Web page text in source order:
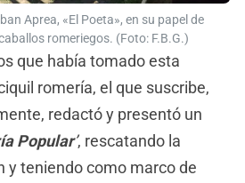
Aprea, «El Poeta», en su papel de
romeriegos. (Foto: F.B.G.)
que había tomado esta
romería, el que suscribe,
redactó y presentó un
Popular’, rescatando la
y teniendo como marco de